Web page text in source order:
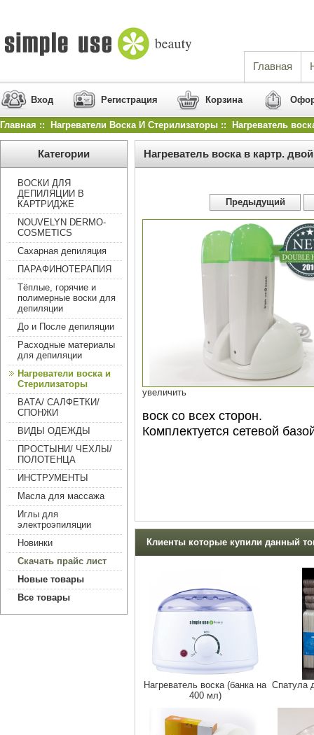
Главная
Вход Регистрация Корзина
Главная :: Нагреватели Воска И Стерилизаторы :: Нагреватель
Категории
ВОСКИ ДЛЯ
ДЕПИЛЯЦИИ В
КАРТРИДЖЕ
NOUVELYN DERMO-
COSMETICS
Сахарная депиляция
ПАРАФИНОТЕРАПИЯ
Тёплые, горячие и
полимерные воски для
депиляции
До и После депиляции
Расходные материалы
для депиляции
Нагреватели воска и
Стерилизаторы
ВАТА/ САЛФЕТКИ/
СПОНЖИ
ВИДЫ ОДЕЖДЫ
ПРОСТЫНИ/ ЧЕХЛЫ/
ПОЛОТЕНЦА
ИНСТРУМЕНТЫ
Масла для массажа
Иглы для
электроэпиляции
Новинки
Скачать прайс лист
Новые товары
Все товары
Нагреватель воска в картр.
Предыдущий
увеличить
воск со всех сторон.
Комплектуется сетевой
Клиенты которые купили данный
Нагреватель воска (банка на
400 мл)
Спатула